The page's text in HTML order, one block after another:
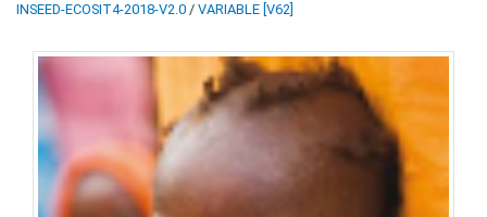
INSEED-ECOSIT4-2018-V2.0 / VARIABLE [V62]